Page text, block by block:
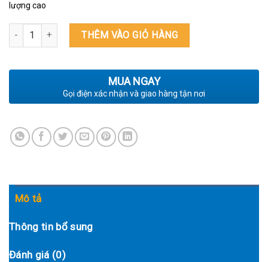
lượng cao
THẢM LÔNG NGẮN HỌA TIẾT IC0035 số lượng
THÊM VÀO GIỎ HÀNG
MUA NGAY
Gọi điện xác nhận và giao hàng tận nơi
Mô tả
Thông tin bổ sung
Đánh giá (0)